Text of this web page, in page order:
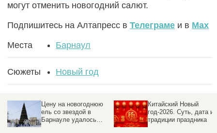
могут отменить новогодний салют.
Подпишитесь на Алтапресс в Телеграме и в Max
Места Барнаул
Сюжеты Новый год
Цену на новогоднюю
ель со звездой в
Барнауле удалось
Китайский Новый
год-2026. Суть, дата и
традиции праздника